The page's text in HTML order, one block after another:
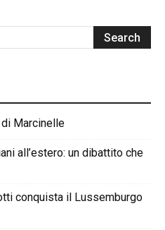
di Marcinelle
all’estero: un dibattito che
conquista il Lussemburgo